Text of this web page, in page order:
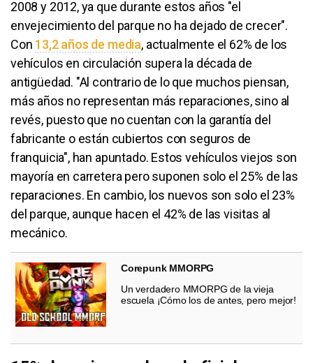
2008 y 2012, ya que durante estos años "el
envejecimiento del parque no ha dejado de crecer".
Con 13,2 años de media​, actualmente el 62% de los
vehículos en circulación supera la década de
antigüedad. "Al contrario de lo que muchos piensan,
más años no representan más reparaciones, sino al
revés, puesto que no cuentan con la garantía del
fabricante o están cubiertos con seguros de
franquicia", han apuntado. Estos vehículos viejos son
mayoría en carretera pero suponen solo el 25% de las
reparaciones. En cambio, los nuevos son solo el 23%
del parque, aunque hacen el 42% de las visitas al
mecánico.
Corepunk MMORPG
Un verdadero MMORPG de la vieja
escuela ¡Cómo los de antes, pero mejor!